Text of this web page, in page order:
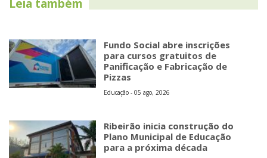
Leia também
Fundo Social abre inscrições
para cursos gratuitos de
Panificação e Fabricação de
Pizzas
Educação - 05 ago, 2026
Ribeirão inicia construção do
Plano Municipal de Educação
para a próxima década